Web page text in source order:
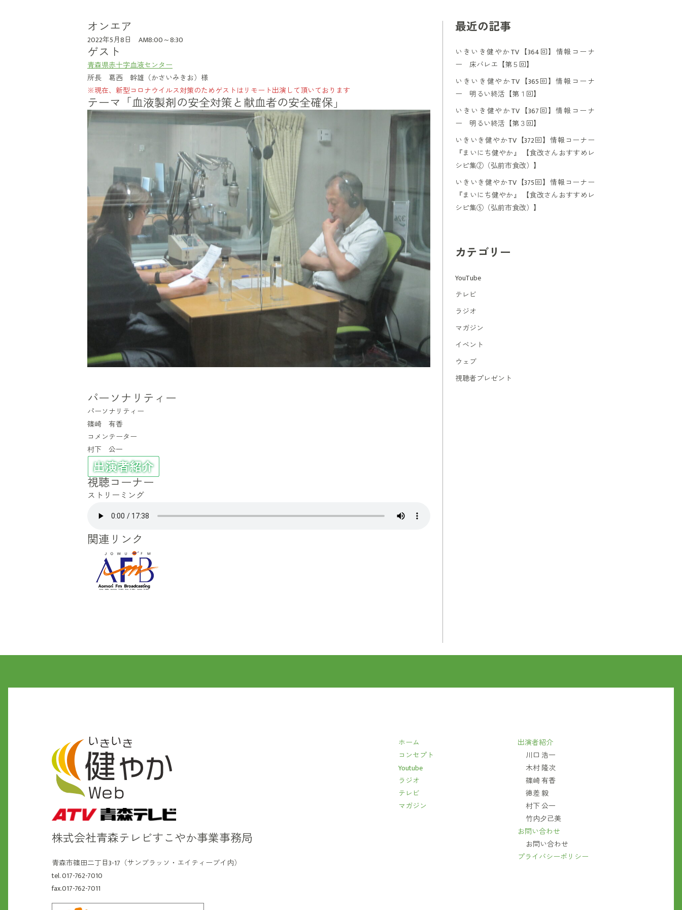
オンエア
2022年5月8日 AM8:00～8:30
ゲスト
青森県赤十字血液センター
所長 葛西 幹雄（かさいみきお）様
※現在、新型コロナウイルス対策のためゲストはリモート出演して頂いております
テーマ「血液製剤の安全対策と献血者の安全確保」
パーソナリティー
パーソナリティー
篠崎 有香
コメンテーター
村下 公一
視聴コーナー
ストリーミング
関連リンク
最近の記事
いきいき健やかTV【364回】情報コーナ
ー 床バレエ【第５回】
いきいき健やかTV【365回】情報コーナ
ー 明るい終活【第１回】
いきいき健やかTV【367回】情報コーナ
ー 明るい終活【第３回】
いきいき健やかTV【372回】情報コーナー
『まいにち健やか』 【食改さんおすすめレ
シピ集②（弘前市食改）】
いきいき健やかTV【375回】情報コーナー
『まいにち健やか』 【食改さんおすすめレ
シピ集⑤（弘前市食改）】
カテゴリー
YouTube
テレビ
ラジオ
マガジン
イベント
ウェブ
視聴者プレゼント
株式会社青森テレビすこやか事業事務局
青森市篠田二丁目3-17（サンブラッソ・エイティーブイ内）
tel. 017-762-7010
fax.017-762-7011
ホーム
コンセプト
Youtube
ラジオ
テレビ
マガジン
出演者紹介
川口 浩一
木村 隆次
篠崎 有香
徳差 毅
村下 公一
竹内夕己美
お問い合わせ
お問い合わせ
プライバシーポリシー